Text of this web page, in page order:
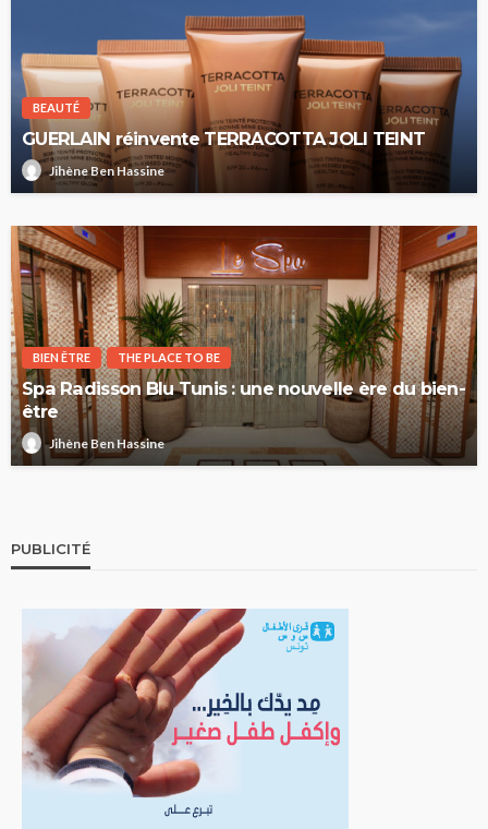
BEAUTÉ
GUERLAIN réinvente TERRACOTTA JOLI TEINT
Jihène Ben Hassine
BIEN ÊTRE THE PLACE TO BE
Spa Radisson Blu Tunis : une nouvelle ère du bien-
être
Jihène Ben Hassine
PUBLICITÉ